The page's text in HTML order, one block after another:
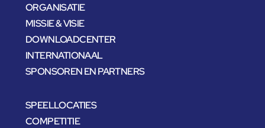
ORGANISATIE
MISSIE & VISIE
DOWNLOADCENTER
INTERNATIONAAL
SPONSOREN EN PARTNERS
SPEELLOCATIES
COMPETITIE